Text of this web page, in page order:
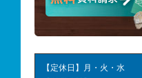
【定休日】月・火・水